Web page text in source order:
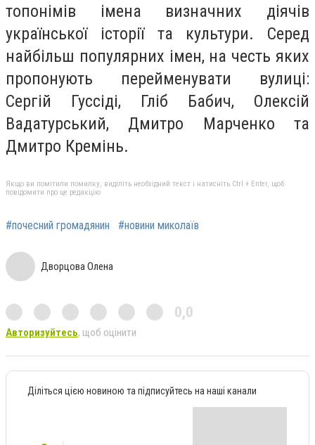
топонімів імена визначних діячів
української історії та культури. Серед
найбільш популярних імен, на честь яких
пропонують перейменувати вулиці:
Сергій Гуссіді, Гліб Бабич, Олексій
Вадатурський, Дмитро Марченко та
Дмитро Кремінь.
Якщо ви помітили помилку, виділіть необхідний текст і натисніть Ctrl + Enter, щоб
повідомити про це редакцію
#почесний громадянин #новини миколаїв
Дворцова Олена
0,0
Авторизуйтесь, щоб оцінити
Діліться цією новиною та підписуйтесь на наші канали